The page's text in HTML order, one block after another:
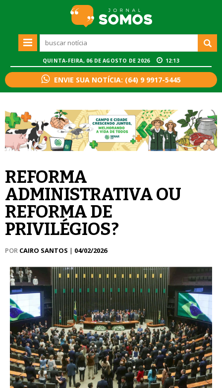
QUINTA-FEIRA, 06 DE AGOSTO DE 2026 12:13
ENVIE SUA NOTÍCIA: (64) 9 9917-5445
REFORMA
ADMINISTRATIVA OU
REFORMA DE
PRIVILÉGIOS?
POR CAIRO SANTOS | 04/02/2026